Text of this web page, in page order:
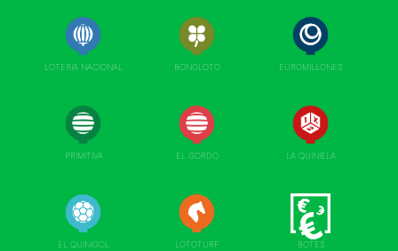
LOTERIA NACIONAL BONOLOTO EUROMILLONES
PRIMITIVA EL GORDO LA QUINIELA
EL QUINIGOL LOTOTURF BOTES